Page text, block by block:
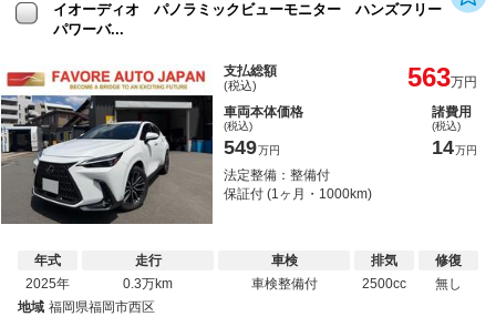
イオーディオ パノラミックビューモニター ハンズフリー
パワーバ...
支払総額
(税込) 563万円
車両本体価格
(税込)
549万円
諸費用
(税込)
14万円
法定整備：整備付
保証付 (1ヶ月・1000km)
年式
2025年
走行
0.3万km
車検
車検整備付
排気
2500cc
修復
無し
地域 福岡県福岡市西区